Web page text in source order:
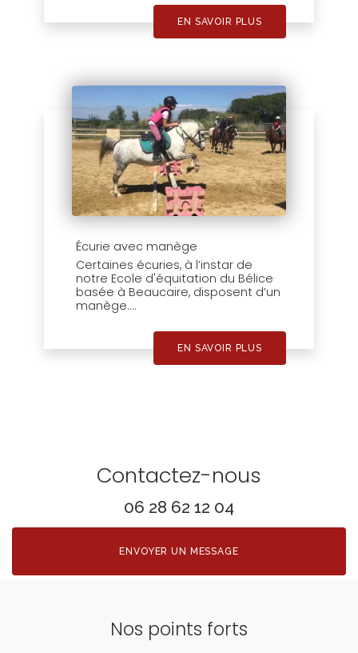
EN SAVOIR PLUS
Écurie avec manège
Certaines écuries, à l’instar de
notre Ecole d'équitation du Bélice
basée à Beaucaire, disposent d’un
manège....
EN SAVOIR PLUS
Contactez-nous
06 28 62 12 04
ENVOYER UN MESSAGE
Nos points forts